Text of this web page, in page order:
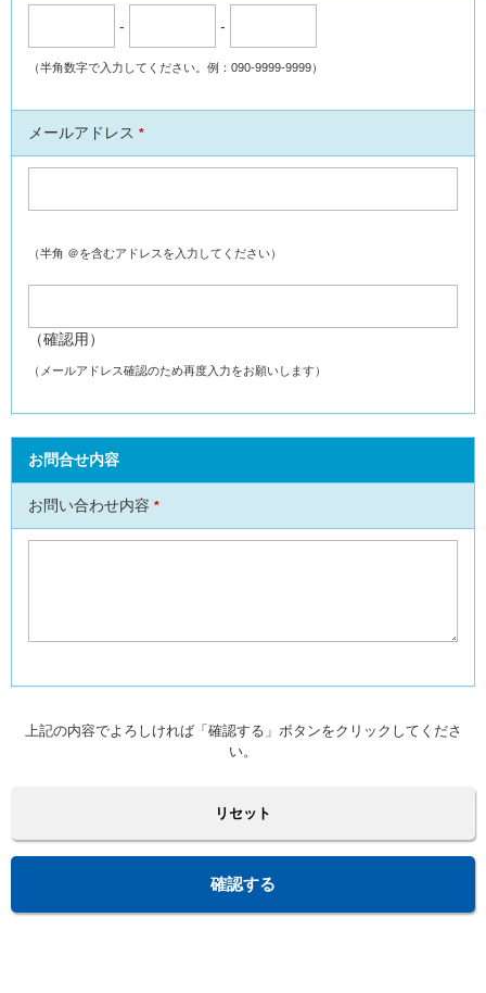
- -
（半角数字で入力してください。例：090-9999-9999）
メールアドレス *
（半角 ＠を含むアドレスを入力してください）
（確認用）
（メールアドレス確認のため再度入力をお願いします）
お問合せ内容
お問い合わせ内容 *
上記の内容でよろしければ「確認する」ボタンをクリックしてくださ
い。
リセット
確認する